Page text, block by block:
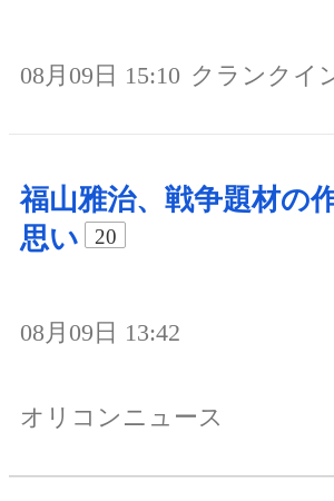
08月09日 15:10 クランクイ
福山雅治、戦争題材の
思い
20
08月09日 13:42
オリコンニュース